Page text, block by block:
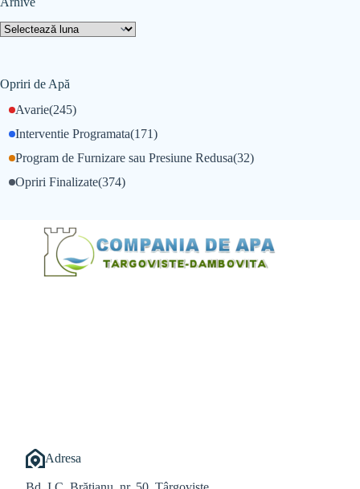
Opriri de Apă
Avarie(245)
Interventie Programata(171)
Opriri Finalizate(374)
Program de Furnizare sau Presiune Redusa(32)
Adresa